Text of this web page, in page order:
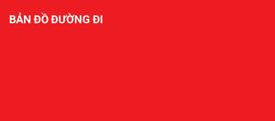
BẢN ĐỒ ĐƯỜNG ĐI